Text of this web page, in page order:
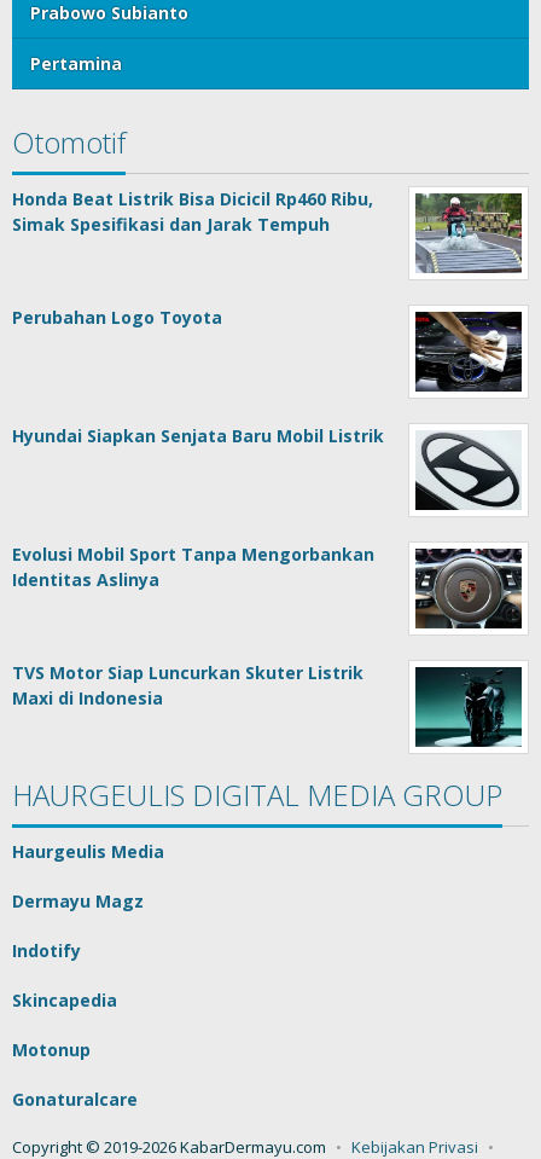
Prabowo Subianto
Pertamina
Otomotif
Honda Beat Listrik Bisa Dicicil Rp460 Ribu,
Simak Spesifikasi dan Jarak Tempuh
Perubahan Logo Toyota
Hyundai Siapkan Senjata Baru Mobil Listrik
Evolusi Mobil Sport Tanpa Mengorbankan
Identitas Aslinya
TVS Motor Siap Luncurkan Skuter Listrik
Maxi di Indonesia
HAURGEULIS DIGITAL MEDIA GROUP
Haurgeulis Media
Dermayu Magz
Indotify
Skincapedia
Motonup
Gonaturalcare
Copyright © 2019-2026 KabarDermayu.com
Kebijakan Privasi